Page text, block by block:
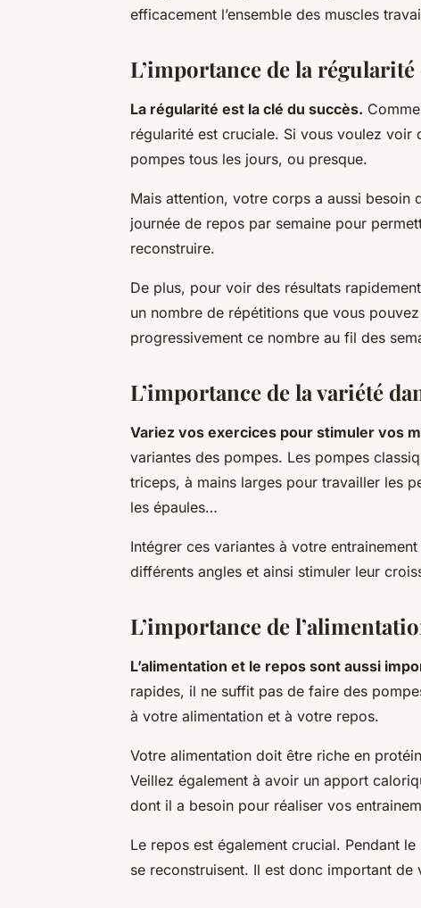
efficacement l’ensemble des muscles
L’importance de la
La régularité est la clé du succès.
régularité est cruciale. Si vous voulez
pompes tous les jours, ou presque.
Mais attention, votre corps a aussi besoin
journée de repos par semaine pour
reconstruire.
De plus, pour voir des résultats
un nombre de répétitions que vous
progressivement ce nombre au fil des
L’importance de la variété
Variez vos exercices pour stimuler vos
variantes des pompes. Les pompes
triceps, à mains larges pour travailler les
les épaules…
Intégrer ces variantes à votre
différents angles et ainsi stimuler leur
L’importance de
L’alimentation et le repos sont aussi
rapides, il ne suffit pas de faire des
à votre alimentation et à votre repos.
Votre alimentation doit être riche en
Veillez également à avoir un apport
dont il a besoin pour réaliser vos
Le repos est également crucial. Pendant
se reconstruisent. Il est donc important